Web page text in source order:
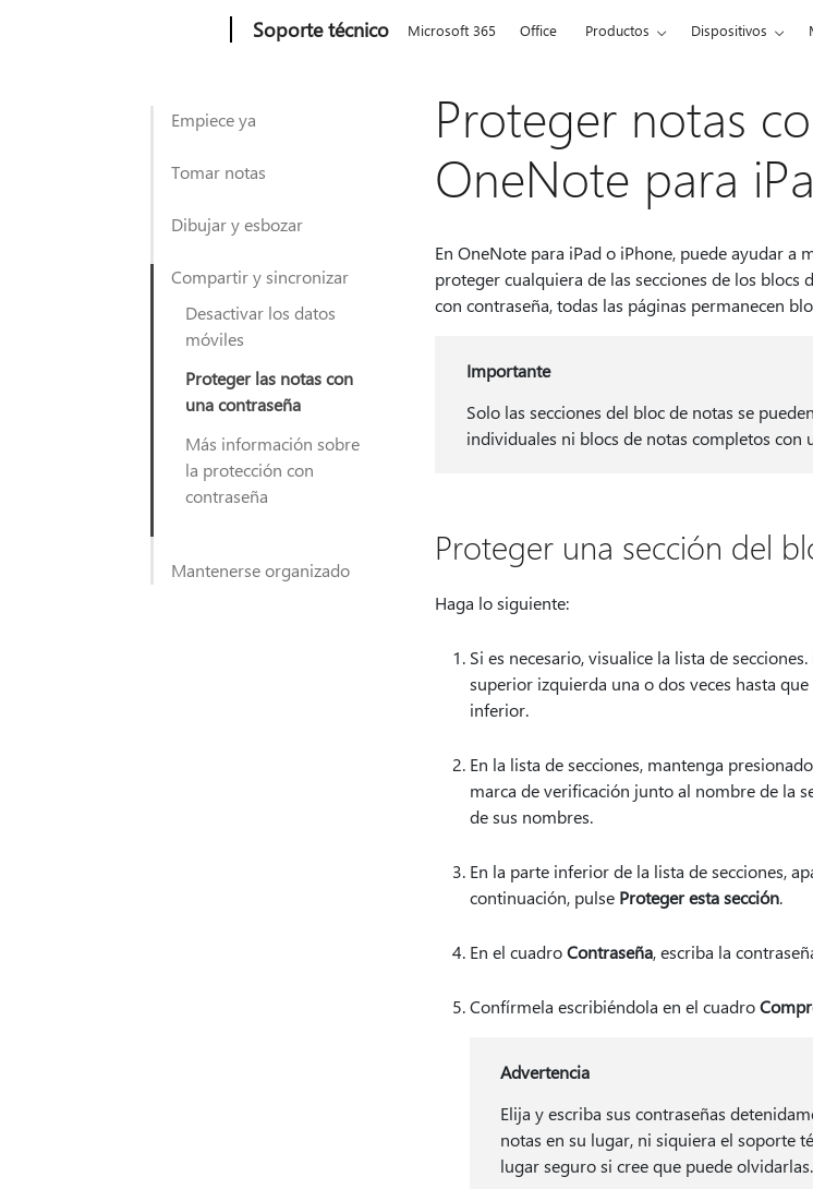
Soporte técnico Microsoft 365 Office Productos Dispositivos
Empiece ya
Tomar notas
Dibujar y esbozar
Compartir y sincronizar
Desactivar los datos
móviles
Proteger las notas con
una contraseña
Más información sobre
la protección con
contraseña
Mantenerse organizado
Proteger notas
OneNote para
En OneNote para iPad o iPhone, puede ayudar
proteger cualquiera de las secciones de los blocs
con contraseña, todas las páginas permanecen
Importante
Solo las secciones del bloc de notas se
individuales ni blocs de notas completos con
Proteger una sección del
Haga lo siguiente:
Si es necesario, visualice la lista de
superior izquierda una o dos veces hasta
inferior.
En la lista de secciones, mantenga
marca de verificación junto al nombre de la
de sus nombres.
En la parte inferior de la lista de secciones,
continuación, pulse Proteger esta sección.
En el cuadroContraseña, escriba la
Confírmela escribiéndola en el cuadro
Advertencia
Elija y escriba sus contraseñas
notas en su lugar, ni siquiera el soporte
lugar seguro si cree que puede olvidarlas.